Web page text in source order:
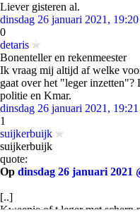
Liever gisteren al.
dinsdag 26 januari 2021,
0
detaris
Bonenteller en rekenmeester
Ik vraag mij altijd af welke
gaat over het "leger inzetten"?
politie en Kmar.
dinsdag 26 januari 2021,
1
suijkerbuijk
suijkerbuijk
quote:
Op dinsdag 26 januari 2021
[..]
Kweenie of t leger met scherp